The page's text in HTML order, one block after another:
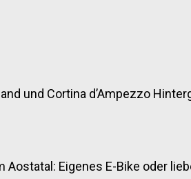
und Cortina d’Ampezzo
Aostatal: Eigenes E-Bike oder